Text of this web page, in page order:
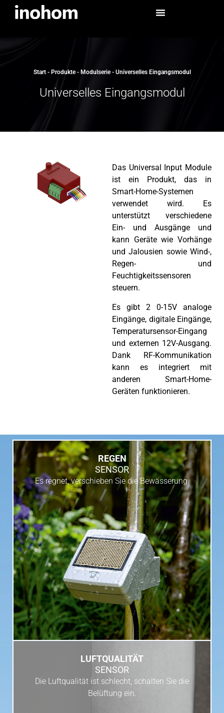
Start- Produkte- Modulserie- Universelles Eingangsmodul
Universelles Eingangsmodul
Das Universal Input Module
ist ein Produkt, das in
Smart-Home-Systemen
verwendet wird. Es
unterstützt verschiedene
Ein- und Ausgänge und
kann Geräte wie Vorhänge
und Jalousien sowie Wind-,
Regen- und
Feuchtigkeitssensoren
steuern.
Es gibt 2 0-15V analoge
Eingänge, digitale Eingänge,
Temperatursensor-Eingang
und externen 12V-Ausgang.
Dank RF-Kommunikation
kann es integriert mit
anderen Smart-Home-
Geräten funktionieren.
REGEN
SENSOR
Es regnet, verschieben Sie die Bewässerung.
LUFTQUALITÄT
SENSOR
Die Luftqualität ist schlecht, schalten Sie die
Belüftung ein.